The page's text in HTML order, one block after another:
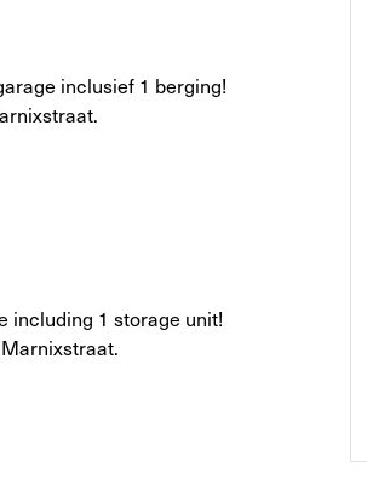
inclusief 1 berging!
including 1 storage unit!